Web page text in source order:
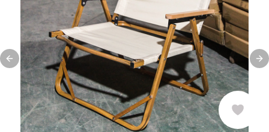
Previous slide